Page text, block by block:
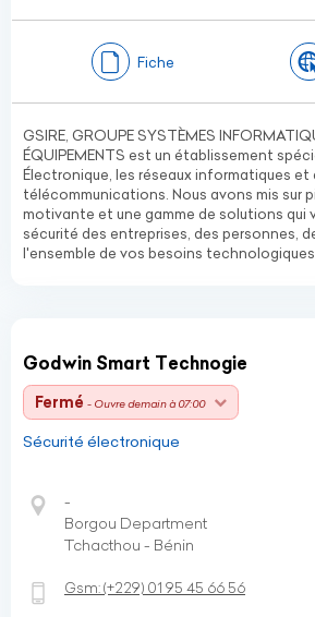
Fiche
GSIRE, GROUPE SYSTÈMES
ÉQUIPEMENTS est un établissement
Électronique, les réseaux informatiques et
télécommunications. Nous avons mis sur
motivante et une gamme de solutions qui
sécurité des entreprises, des personnes,
l'ensemble de vos besoins technologiques.
Godwin Smart Technogie
Fermé - Ouvre demain à 07:00
Sécurité électronique
-
Borgou Department
Tchacthou - Bénin
Gsm:(+229) 01 95 45 66 56